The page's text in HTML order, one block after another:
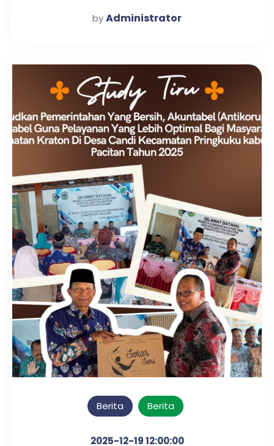
KRATON UNTUK PENGUATAN
byAdministrator
Berita Berita
2025-12-19 12:00:00